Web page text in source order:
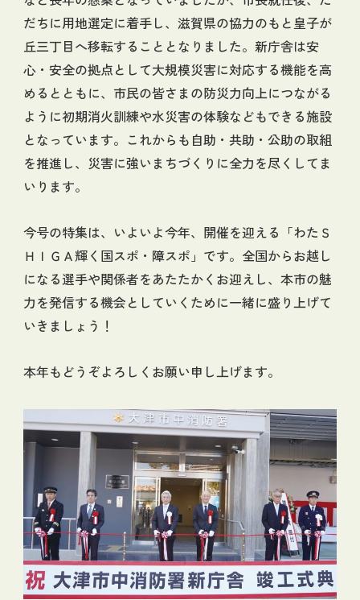
だちに用地選定に着手し、滋賀県の協力のもと皇子が
丘三丁目へ移転することとなりました。新庁舎は安
心・安全の拠点として大規模災害に対応する機能を高
めるとともに、市民の皆さまの防災力向上につながる
ように初期消火訓練や水災害の体験などもできる施設
となっています。これからも自助・共助・公助の取組
を推進し、災害に強いまちづくりに全力を尽くしてま
いります。
今号の特集は、いよいよ今年、開催を迎える「わたＳ
ＨＩＧＡ輝く国スポ・障スポ」です。全国からお越し
になる選手や関係者をあたたかくお迎えし、本市の魅
力を発信する機会としていくために一緒に盛り上げて
いきましょう！
本年もどうぞよろしくお願い申し上げます。